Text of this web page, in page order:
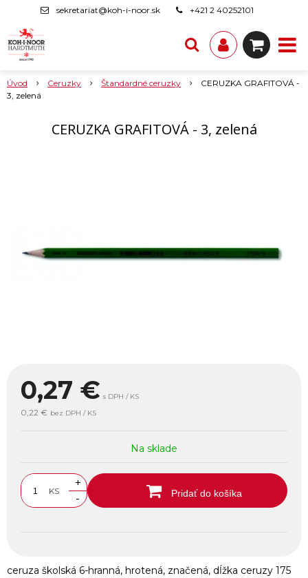
sekretariat@koh-i-noor.sk +421 2 40252101
Úvod Ceruzky Štandardné ceruzky
CERUZKA GRAFITOVÁ -
3, zelená
CERUZKA GRAFITOVÁ - 3, zelená
0,27 € s DPH / KS
0,22 € bez DPH / KS
Na sklade
KS
+
-
Pridať do košíka
ceruza školská 6-hranná, hrotená, značená, dĺžka ceruzy 175